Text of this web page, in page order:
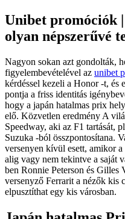
Unibet promóciók
olyan népszerűvé
Nagyon sokan azt gondolták,
figyelembevételével az unibet
kérdéssel kezeli a Honor -t, és
pontja a friss identitás
hogy a japán hatalmas prix
elő. Közvetlen eredmény A
Speedway, aki az F1 tartását,
Suzuka -ból összpontosítana.
versenyen kívül esett, amikor
alig vagy nem tekintve a saját
ben Ronnie Peterson és Gilles
versenyző Ferrarit a nézők kis
elpusztíthat egy kis városban.